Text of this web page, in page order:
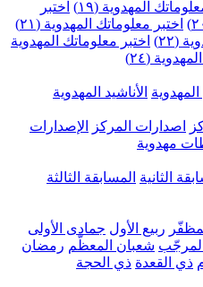
(١٩)
اختبر
المهدوية (٢١)
معلوماتك المهدوية
المهدوية
الإصدارات
الثالثة
جمادى الأولى
المعظّم رمضان
الحجة